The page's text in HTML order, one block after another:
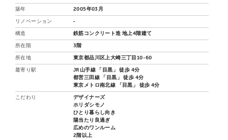
築年 2005年03月
リノベーション ‐
構造 鉄筋コンクリート造 地上4階建て
所在階 3階
所在地 東京都品川区上大崎三丁目10-60
最寄り駅
JR山手線 「目黒」 徒歩 4分
都営三田線 「目黒」 徒歩 4分
東京メトロ南北線 「目黒」 徒歩 4分
こだわり
デザイナーズ
ホリダシモノ
ひとり暮らし向き
陽当たり良過ぎ
広めのワンルーム
2階以上